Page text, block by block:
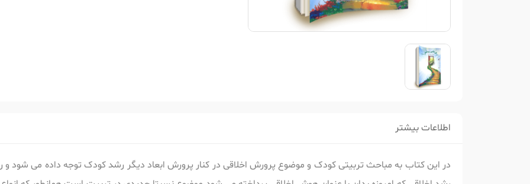
اطلاعات بیشتر
در این کتاب به مباحث تربیتی کودک و موضوع پرورش اخلاقی در کنار پرورش ابعاد دیگر رشد کودک توجه داده می شود و